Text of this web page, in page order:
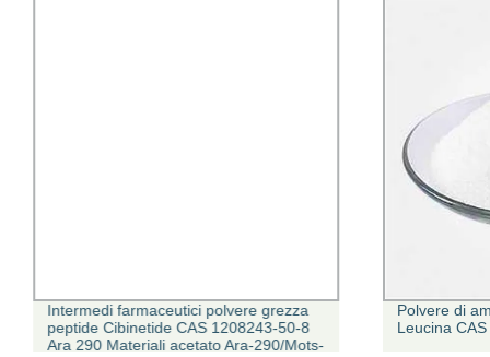
Intermedi farmaceutici polvere grezza
peptide Cibinetide CAS 1208243-50-8
Ara 290 Materiali acetato Ara-290/Mots-
Polvere di
Leucina